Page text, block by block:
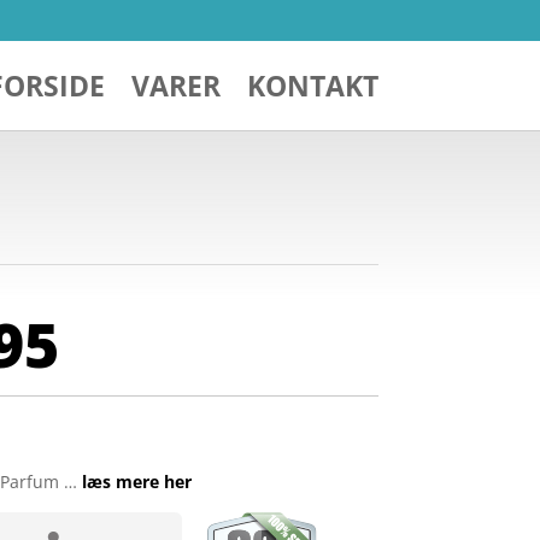
VARER KONTAKT
… læs mere her